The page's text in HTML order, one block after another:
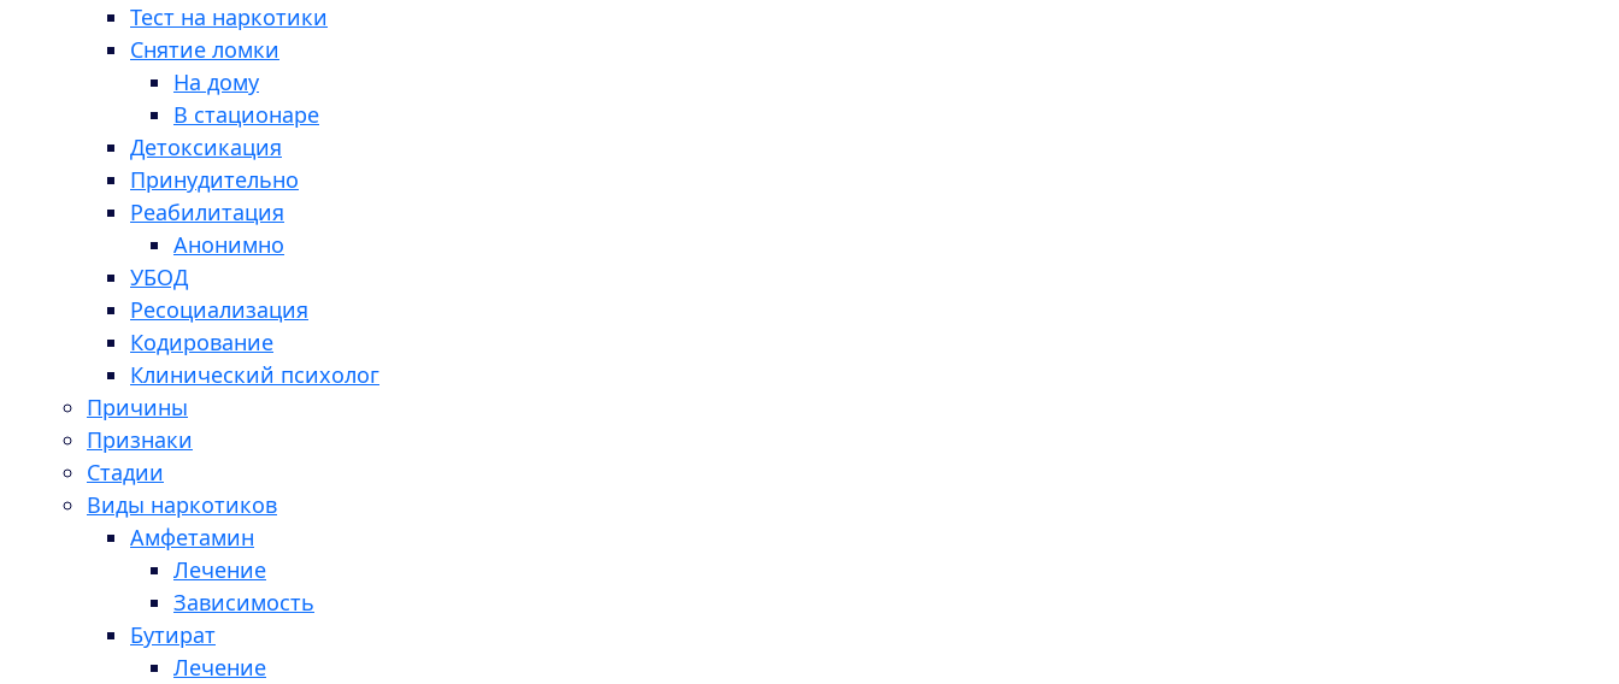
Тест на наркотики
Снятие ломки
На дому
В стационаре
Детоксикация
Принудительно
Реабилитация
Анонимно
УБОД
Ресоциализация
Кодирование
Клинический психолог
Причины
Признаки
Стадии
Виды наркотиков
Амфетамин
Лечение
Зависимость
Бутират
Лечение